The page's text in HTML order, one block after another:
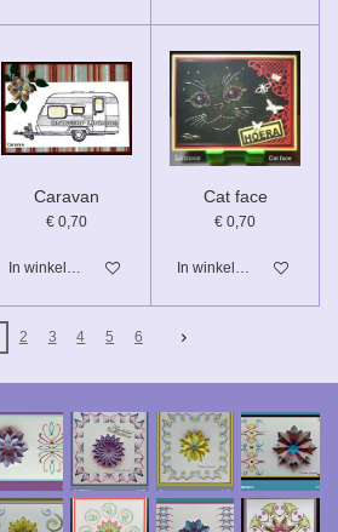
Caravan
€ 0,70
In winkelwagen
Cat face
€ 0,70
In winkelwagen
2 3 4 5 6